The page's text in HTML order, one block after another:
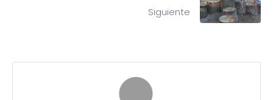
Siguiente